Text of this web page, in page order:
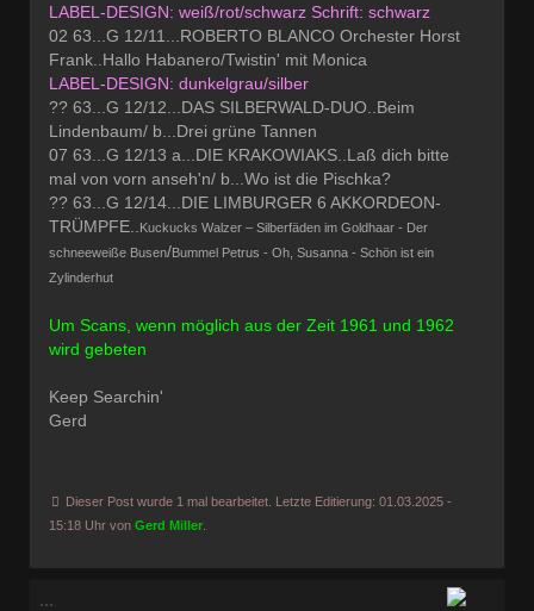
LABEL-DESIGN: weiß/rot/schwarz Schrift: schwarz
02 63...G 12/11...ROBERTO BLANCO Orchester Horst
Frank..Hallo Habanero/Twistin' mit Monica
LABEL-DESIGN: dunkelgrau/silber
?? 63...G 12/12...DAS SILBERWALD-DUO..Beim
Lindenbaum/ b...Drei grüne Tannen
07 63...G 12/13 a...DIE KRAKOWIAKS..Laß dich bitte
mal von vorn anseh'n/ b...Wo ist die Pischka?
?? 63...G 12/14...DIE LIMBURGER 6 AKKORDEON-
TRÜMPFE..
Kuckucks Walzer – Silberfäden im Goldhaar - Der
schneeweiße Busen/Bummel Petrus - Oh, Susanna - Schön ist ein
Zylinderhut
Um Scans, wenn möglich aus der Zeit 1961 und 1962
wird gebeten
Keep Searchin'
Gerd
Dieser Post wurde 1 mal bearbeitet. Letzte Editierung: 01.03.2025 -
15:18 Uhr von Gerd Miller
...